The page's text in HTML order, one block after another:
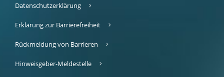
Datenschutzerklärung
Erklärung zur Barrierefreiheit
Rückmeldung von Barrieren
Hinweisgeber-Meldestelle